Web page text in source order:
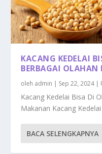
KACANG KEDELAI
BERBAGAI
oleh admin | Sep 22, 2024|
Kacang Kedelai Bisa Di
Makanan Kacang
BACA SELENGKAPNYA